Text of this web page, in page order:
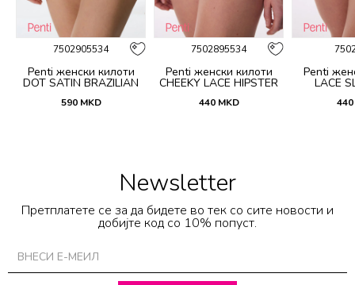
7502905534
Penti женски килоти
DOT SATIN BRAZILIAN
590 MKD
7502895534
Penti женски килоти
CHEEKY LACE HIPSTER
440 MKD
Penti
LACE
440
Newsletter
Претплатете се за да бидете во тек со сите новости и
добијте код со 10% попуст.